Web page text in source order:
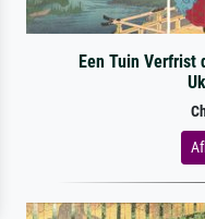
Een Tuin Verfrist